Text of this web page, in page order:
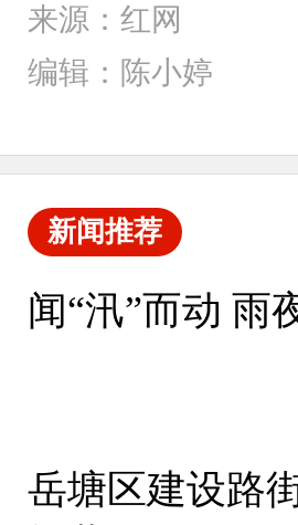
来源：红网
编辑：陈小婷
新闻推荐
闻“汛”而动 雨
岳塘区建设路